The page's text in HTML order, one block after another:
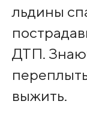
льдины
ДТП.
выжить.